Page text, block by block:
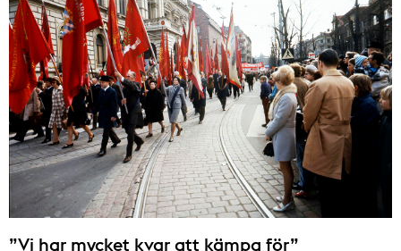
”Vi har mycket kvar att kämpa för”